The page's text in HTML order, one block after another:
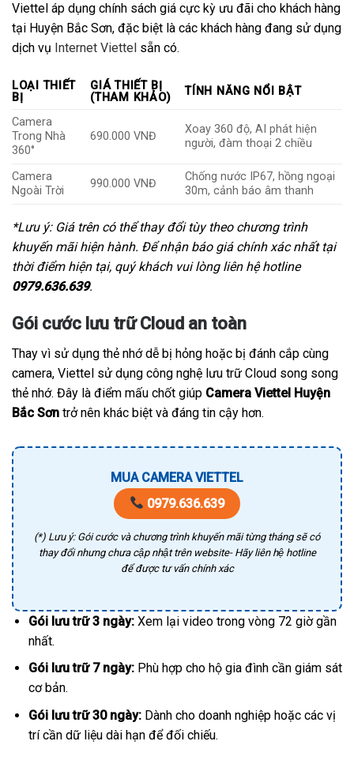
Viettel áp dụng chính sách giá cực kỳ ưu đãi cho khách hàng
tại Huyện Bắc Sơn, đặc biệt là các khách hàng đang sử dụng
dịch vụ Internet Viettel sẵn có.
LOẠI THIẾT
BỊ
GIÁ THIẾT BỊ
(THAM KHẢO)
TÍNH NĂNG NỔI BẬT
Camera
Trong Nhà
360°
690.000 VNĐ
Xoay 360 độ, AI phát hiện
người, đàm thoại 2 chiều
Camera
Ngoài Trời
990.000 VNĐ
Chống nước IP67, hồng ngoại
30m, cảnh báo âm thanh
*Lưu ý: Giá trên có thể thay đổi tùy theo chương trình
khuyến mãi hiện hành. Để nhận báo giá chính xác nhất tại
thời điểm hiện tại, quý khách vui lòng liên hệ hotline
0979.636.639.
Gói cước lưu trữ Cloud an toàn
Thay vì sử dụng thẻ nhớ dễ bị hỏng hoặc bị đánh cắp cùng
camera, Viettel sử dụng công nghệ lưu trữ Cloud song song
thẻ nhớ. Đây là điểm mấu chốt giúp Camera Viettel Huyện
Bắc Sơn trở nên khác biệt và đáng tin cậy hơn.
MUA CAMERA VIETTEL
0979.636.639
(*) Lưu ý: Gói cước và chương trình khuyến mãi từng tháng sẽ có
thay đổi nhưng chưa cập nhật trên website- Hãy liên hệ hotline
để được tư vấn chính xác
Gói lưu trữ 3 ngày:Xem lại video trong vòng 72 giờ gần
nhất.
Gói lưu trữ 7 ngày:Phù hợp cho hộ gia đình cần giám sát
cơ bản.
Gói lưu trữ 30 ngày:Dành cho doanh nghiệp hoặc các vị
trí cần dữ liệu dài hạn để đối chiếu.